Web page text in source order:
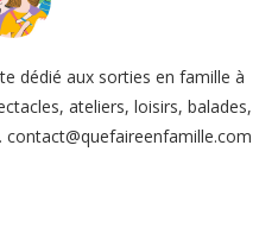
dédié aux sorties en famille à
ateliers, loisirs, balades,